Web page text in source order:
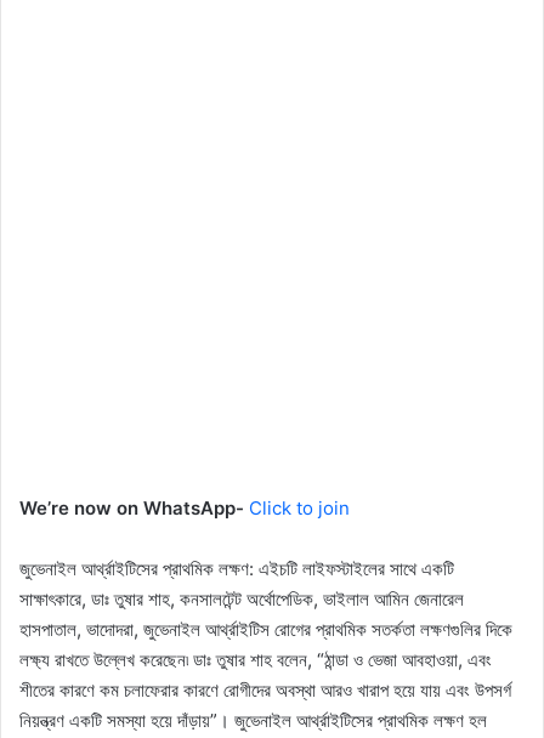
We’re now on WhatsApp- Click to join
জুভেনাইল আর্থ্রাইটিসের প্রাথমিক লক্ষণ: এইচটি লাইফস্টাইলের সাথে একটি
সাক্ষাৎকারে, ডাঃ তুষার শাহ, কনসালটেন্ট অর্থোপেডিক, ভাইলাল আমিন জেনারেল
হাসপাতাল, ভাদোদরা, জুভেনাইল আর্থ্রাইটিস রোগের প্রাথমিক সতর্কতা লক্ষণগুলির দিকে
লক্ষ্য রাখতে উল্লেখ করেছেন৷ ডাঃ তুষার শাহ বলেন, “ঠান্ডা ও ভেজা আবহাওয়া, এবং
শীতের কারণে কম চলাফেরার কারণে রোগীদের অবস্থা আরও খারাপ হয়ে যায় এবং উপসর্গ
নিয়ন্ত্রণ একটি সমস্যা হয়ে দাঁড়ায়”। জুভেনাইল আর্থ্রাইটিসের প্রাথমিক লক্ষণ হল